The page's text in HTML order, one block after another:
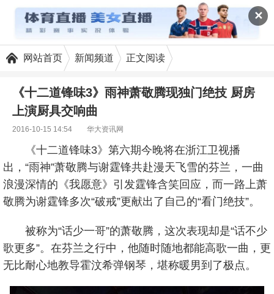
✕
网站首页 新闻频道 正文阅读
《十二道锋味3》雨神萧敬腾现独门绝技 厨房
上演厨具交响曲
2016-10-15 14:54 华大资讯网
《十二道锋味3》第六期今晚将在浙江卫视播
出，“雨神”萧敬腾与谢霆锋共赴漫天飞雪的芬兰，一曲
浪漫深情的《我愿意》引发霆锋含笑回应，而一路上萧
敬腾为谢霆锋多次“破戒”更献出了自己的“看门绝技”。
被称为“话少一哥”的萧敬腾，这次表现却是“话不少
歌更多”。在芬兰之行中，他随时随地都能高歌一曲，更
无比耐心地教导霍汶希弹钢琴，堪称暖男到了极点。